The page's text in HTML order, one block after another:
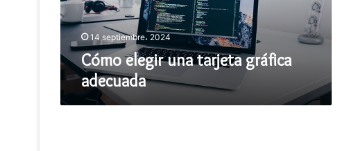
14 septiembre، 2024
Cómo elegir una tarjeta gráfica
adecuada